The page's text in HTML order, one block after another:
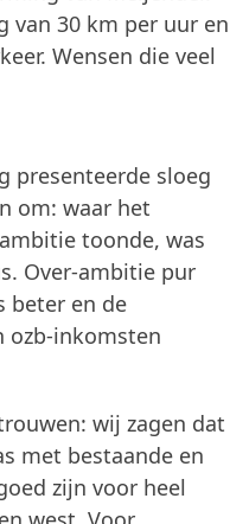
van 30 km per uur en
Wensen die veel
presenteerde sloeg
om: waar het
toonde, was
Over-ambitie pur
beter en de
ozb-inkomsten
wij zagen dat
met bestaande en
zijn voor heel